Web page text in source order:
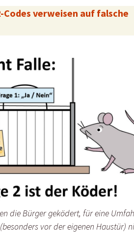
verweisen auf falsche
die Bürger geködert, für eine
vor der eigenen Haustür)